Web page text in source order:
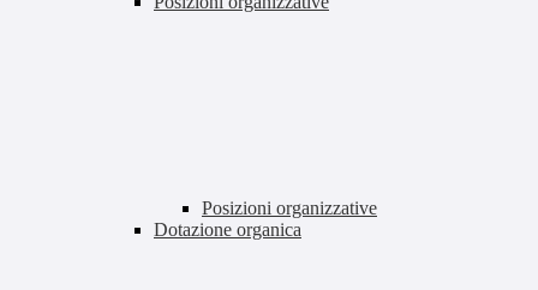
Posizioni organizzative
Dotazione organica